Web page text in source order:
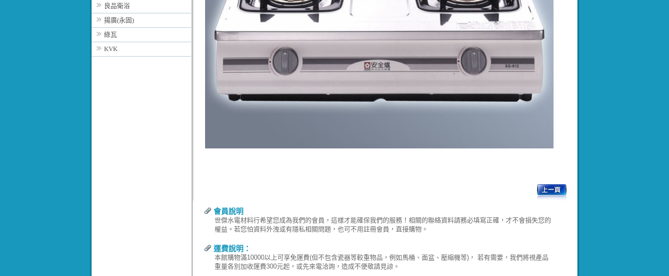
良品衛浴
揚廣(永固)
綠瓦
KVK
會員說明
世傑水電材料行希望您成為我們的會員，這樣才能確保我們的服務！相關的聯絡資料請務必填寫正確，才不會損失您的
權益。若您怕資料外洩或有隱私相關問題，也可不用註冊會員，直接購物。
運費說明：
本館購物滿10000以上可享免運費(但不包含瓷器等較重物品，例如馬桶、面盆、壓縮機等)， 若有需要，我們將視產品
重量各別加收運費300元起，或先來電洽詢，造成不便敬請見諒。